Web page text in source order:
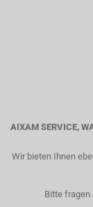
AIXAM SERVICE,
Wir bieten Ihnen
Bitte fragen